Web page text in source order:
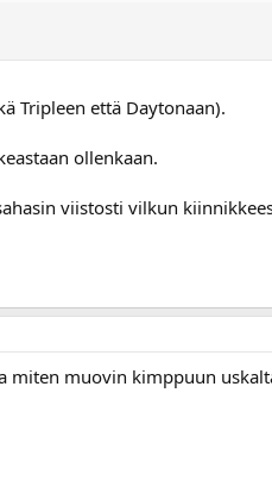
Tripleen että Daytonaan).
ollenkaan.
viistosti vilkun
miten muovin kimppuun